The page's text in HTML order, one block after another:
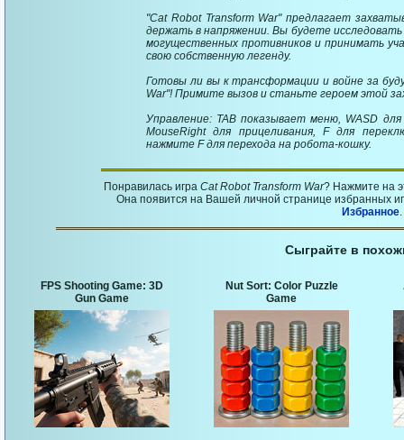
"Cat Robot Transform War" предлагает
держать в напряжении. Вы будете
могущественных противников и принимать
свою собственную легенду.
Готовы ли вы к трансформации и войне за
War"! Примите вызов и станьте героем этой
Управление: TAB показывает меню, WASD
MouseRight для прицеливания, F для
нажмите F для перехода на робота-кошку.
Понравилась игра Cat Robot Transform War? Нажмите на
Она появится на Вашей личной странице избранных
Избранное.
Сыграйте в
FPS Shooting Game: 3D
Gun Game
Nut Sort: Color Puzzle
Game